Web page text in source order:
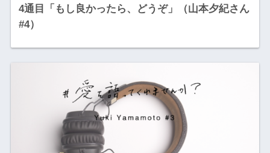
4通目「もし良かったら、どうぞ」（山本夕紀さん
#4）